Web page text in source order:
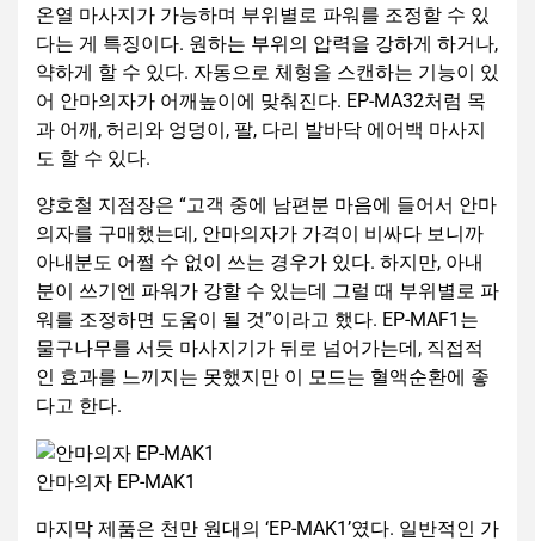
온열 마사지가 가능하며 부위별로 파워를 조정할 수 있
다는 게 특징이다. 원하는 부위의 압력을 강하게 하거나,
약하게 할 수 있다. 자동으로 체형을 스캔하는 기능이 있
어 안마의자가 어깨높이에 맞춰진다. EP-MA32처럼 목
과 어깨, 허리와 엉덩이, 팔, 다리 발바닥 에어백 마사지
도 할 수 있다.
양호철 지점장은 “고객 중에 남편분 마음에 들어서 안마
의자를 구매했는데, 안마의자가 가격이 비싸다 보니까
아내분도 어쩔 수 없이 쓰는 경우가 있다. 하지만, 아내
분이 쓰기엔 파워가 강할 수 있는데 그럴 때 부위별로 파
워를 조정하면 도움이 될 것”이라고 했다. EP-MAF1는
물구나무를 서듯 마사지기가 뒤로 넘어가는데, 직접적
인 효과를 느끼지는 못했지만 이 모드는 혈액순환에 좋
다고 한다.
안마의자 EP-MAK1
마지막 제품은 천만 원대의 ‘EP-MAK1’였다. 일반적인 가